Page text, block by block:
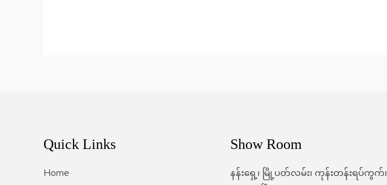
Quick Links
Home
Show Room
နန်းရှေ့၊ မြို့ပတ်လမ်း၊ ကုန်းတန်းရပ်ကွက်၊